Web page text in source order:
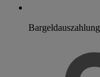
Bargeldauszahlung